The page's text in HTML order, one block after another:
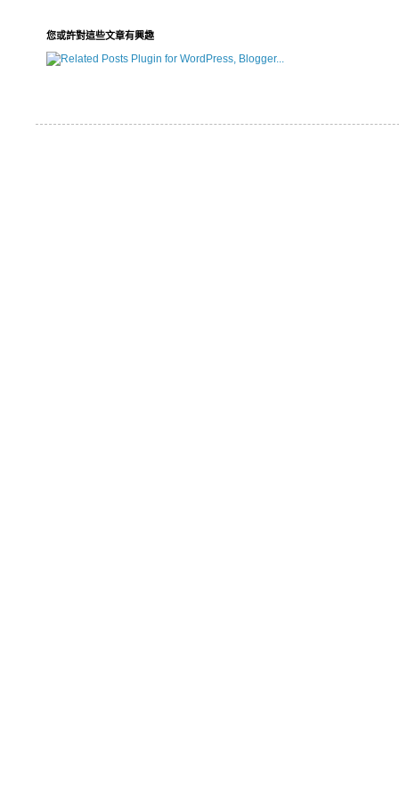
您或許對這些文章有興趣